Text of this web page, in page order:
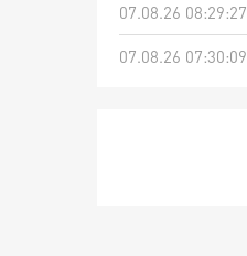
07.08.26 08:29:27
07.08.26 07:30:09